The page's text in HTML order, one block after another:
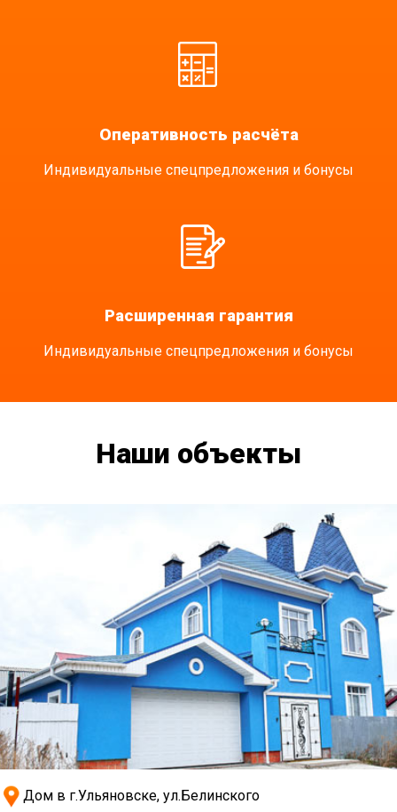
Оперативность расчёта
Индивидуальные спецпредложения и бонусы
Расширенная гарантия
Индивидуальные спецпредложения и бонусы
Наши объекты
Дом в г.Ульяновске, ул.Белинского